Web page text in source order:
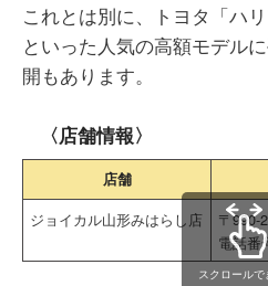
これとは別に、トヨタ「ハ
といった人気の高額モデル
開もあります。
〈店舗情報〉
店舗
ジョイカル山形みはらし店
〒990-
電話番
スクロールで